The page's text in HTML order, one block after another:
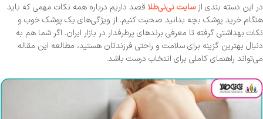
در این دسته بندی ازسایت نی‌نی‌طلا قصد داریم درباره همه نکات مهمی که باید
هنگام خرید پوشک بچه بدانید صحبت کنیم. از ویژگی‌های یک پوشک خوب و
نکات بهداشتی گرفته تا معرفی برندهای پرطرفدار در بازار ایران. اگر شما هم به
دنبال بهترین گزینه برای سلامت و راحتی فرزندتان هستید، مطالعه این مقاله
می‌تواند راهنمای کاملی برای انتخاب درست باشد.